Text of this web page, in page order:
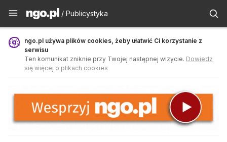
Publicystyka - ngo.pl
/ Publicystyka
ngo.pl używa plików cookies, żeby ułatwić Ci korzystanie z
serwisu
Ten komunikat zniknie przy Twojej następnej wizycie. Dowiedz
się więcej o plikach cookies